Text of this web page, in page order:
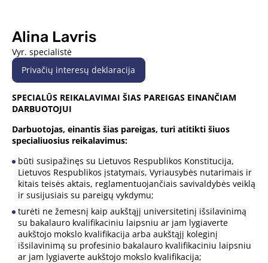
Alina Lavris
Vyr. specialistė
Privačių interesų deklaracija
SPECIALŪS REIKALAVIMAI ŠIAS PAREIGAS EINANČIAM
DARBUOTOJUI
Darbuotojas, einantis šias pareigas, turi atitikti šiuos
specialiuosius reikalavimus:
būti susipažinęs su Lietuvos Respublikos Konstitucija,
Lietuvos Respublikos įstatymais, Vyriausybės nutarimais ir
kitais teisės aktais, reglamentuojančiais savivaldybės veiklą
ir susijusiais su pareigų vykdymu;
turėti ne žemesnį kaip aukštąjį universitetinį išsilavinimą
su bakalauro kvalifikaciniu laipsniu ar jam lygiaverte
aukštojo mokslo kvalifikacija arba aukštąjį koleginį
išsilavinimą su profesinio bakalauro kvalifikaciniu laipsniu
ar jam lygiaverte aukštojo mokslo kvalifikacija;